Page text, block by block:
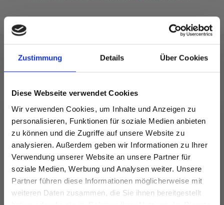
Zustimmung Details Über Cookies
Diese Webseite verwendet Cookies
Wir verwenden Cookies, um Inhalte und Anzeigen zu
personalisieren, Funktionen für soziale Medien anbieten
zu können und die Zugriffe auf unsere Website zu
analysieren. Außerdem geben wir Informationen zu Ihrer
Verwendung unserer Website an unsere Partner für
soziale Medien, Werbung und Analysen weiter. Unsere
Partner führen diese Informationen möglicherweise mit
weiteren Daten zusammen, die Sie ihnen bereitgestellt
FÜR SIE EMPFOHLEN
Spare bis zu 50%